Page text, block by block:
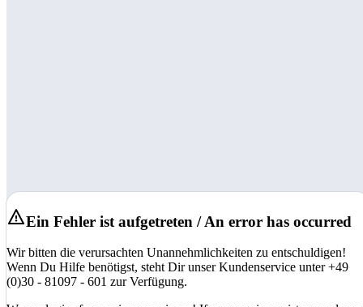
Ein Fehler ist aufgetreten / An error has occurred
Wir bitten die verursachten Unannehmlichkeiten zu entschuldigen!
Wenn Du Hilfe benötigst, steht Dir unser Kundenservice unter +49
(0)30 - 81097 - 601 zur Verfügung.